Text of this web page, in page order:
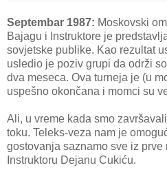
Septembar 1987: Moskovski
Bajagu i Instruktore je
sovjetske publike. Kao rezultat
usledio je poziv grupi da održi
dva meseca. Ova turneja je (u
uspešno okončana i momci su
Ali, u vreme kada smo
toku. Teleks-veza nam je
gostovanja saznamo sve iz prve
Instruktoru Dejanu Cukiću.